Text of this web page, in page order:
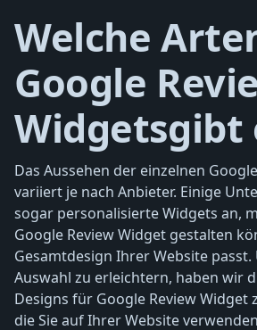
Welche
Google
Widgetsgibt
Das Aussehen der einzelnen
variiert je nach Anbieter. Einige
sogar personalisierte Widgets an,
Google Review Widget gestalten
Gesamtdesign Ihrer Website
Auswahl zu erleichtern, haben wir
Designs für Google Review Widget
die Sie auf Ihrer Website